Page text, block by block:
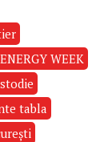
ENERGY WEEK
tabla